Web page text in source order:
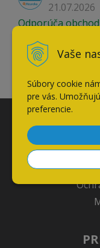
Vaše
Súbory cookie
pre vás.
preferencie.
21.07.2026
Odporúča obchod
Mali skladom